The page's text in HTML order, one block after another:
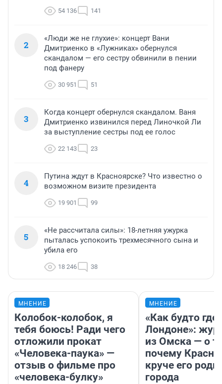
54 136 141
2
«Люди же не глухие»: концерт Вани
Дмитриенко в «Лужниках» обернулся
скандалом — его сестру обвинили в пении
под фанеру
30 951 51
3
Когда концерт обернулся скандалом. Ваня
Дмитриенко извинился перед Линочкой Ли
за выступление сестры под ее голос
22 143 23
4
Путина ждут в Красноярске? Что известно о
возможном визите президента
19 901 99
5
«Не рассчитала силы»: 18-летняя ужурка
пыталась успокоить трехмесячного сына и
убила его
18 246 38
МНЕНИЕ
Колобок-колобок, я
тебя боюсь! Ради чего
отложили прокат
«Человека-паука» —
отзыв о фильме про
«человека-булку»
МНЕНИЕ
«Как будто
Лондоне»:
из Омска — о
почему
круче его
города